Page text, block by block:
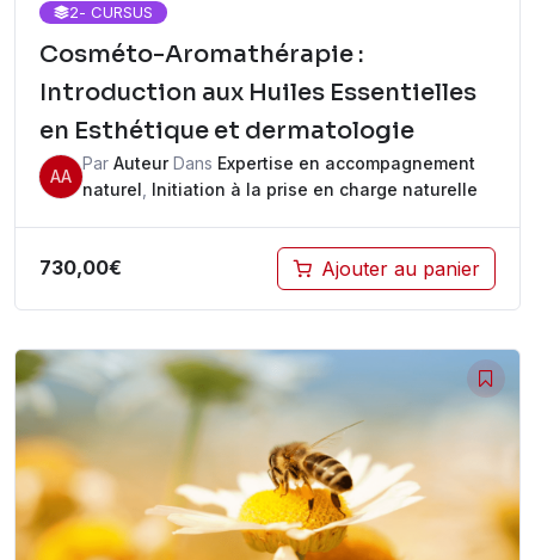
2- CURSUS
Cosméto-Aromathérapie :
Introduction aux Huiles Essentielles
en Esthétique et dermatologie
AA
Par AuteurDans Expertise en accompagnement
naturel Initiation à la prise en charge naturelle
730,00€ Ajouter au panier